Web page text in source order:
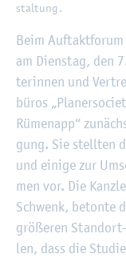
stal­tung.
Beim
am Diens­tag, den
te­rin­nen und
bü­ros
Rü­men­app“
gung. Sie stell­ten
und ei­ni­ge zur
men vor. Die
Schwenk, be­ton­te
grö­ße­ren
len, dass die